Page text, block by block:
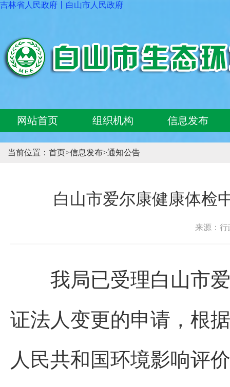
吉林省人民政府 白山市人民政府
网站首页 组织机构 信息发布
当前位置： 首页>信息发布>通知公告
白山市爱尔康健康体检
来源：行
我局已受理白山市爱
证法人变更的申请，根
人民共和国环境影响评